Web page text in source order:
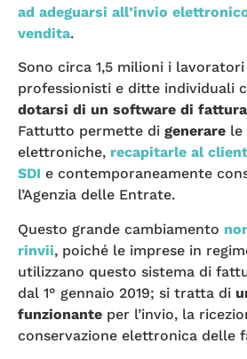
ad adeguarsi all’invio
vendita.
Sono circa 1,5 milioni i
professionisti e ditte individuali
dotarsi di un software di
Fattutto permette di generare le
elettroniche, recapitarle al
SDI e contemporaneamente
l’Agenzia delle Entrate.
Questo grande cambiamento
rinvii, poiché le imprese in
utilizzano questo sistema di
dal 1° gennaio 2019; si tratta di
funzionante per l’invio, la
conservazione elettronica delle